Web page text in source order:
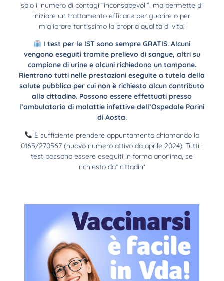
solo il numero di contagi “inconsapevoli”, ma permette di
iniziare un trattamento efficace per guarire o per
migliorare tantissimo la propria qualità di vita!
I test per le IST sono sempre GRATIS. Alcuni
vengono eseguiti tramite prelievo di sangue, altri su
campione di urine e alcuni richiedono un tampone.
Rientrano tutti nelle prestazioni eseguite a tutela della
salute pubblica per cui non è richiesto alcun contributo
allə cittadinə. Possono essere effettuati presso
l’ambulatorio di malattie infettive dell’Ospedale Parini
di Aosta.
È sufficiente prendere appuntamento chiamando lo
0165/270567 (nuovo numero attivo da aprile 2024). Tutti i
test possono essere eseguiti in forma anonima, se
richiesto da* cittadin*